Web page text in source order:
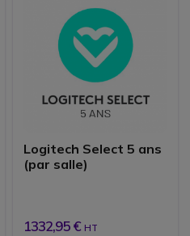
Logitech Select 5 ans
(par salle)
1332,95 € HT